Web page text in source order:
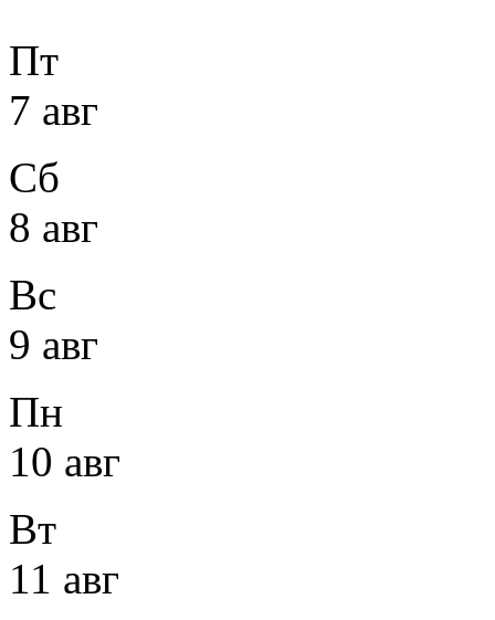
Пт
7 авг
Сб
8 авг
Вс
9 авг
Пн
10 авг
Вт
11 авг